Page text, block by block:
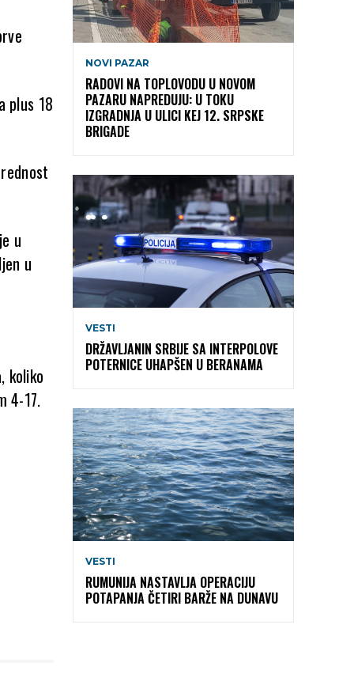
plus 18
u
u
koliko
4-17.
NOVI PAZAR
RADOVI NA TOPLOVODU U NOVOM
PAZARU NAPREDUJU: U TOKU
IZGRADNJA U ULICI KEJ 12. SRPSKE
BRIGADE
VESTI
DRŽAVLJANIN SRBIJE SA INTERPOLOVE
POTERNICE UHAPŠEN U BERANAMA
VESTI
RUMUNIJA NASTAVLJA OPERACIJU
POTAPANJA ČETIRI BARŽE NA DUNAVU